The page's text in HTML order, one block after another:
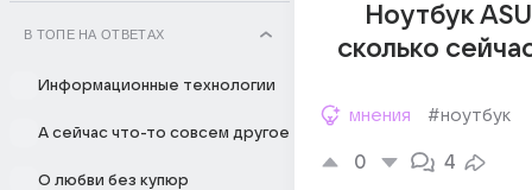
В ТОПЕ НА ОТВЕТАХ
Информационные технологии
А сейчас что-то совсем другое
О любви без купюр
Ноутбук
сколько
мнения #ноутбук
0 4